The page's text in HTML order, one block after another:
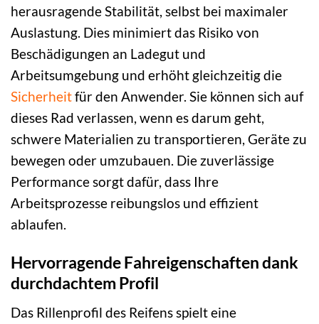
herausragende Stabilität, selbst bei maximaler
Auslastung. Dies minimiert das Risiko von
Beschädigungen an Ladegut und
Arbeitsumgebung und erhöht gleichzeitig die
Sicherheitfür den Anwender. Sie können sich auf
dieses Rad verlassen, wenn es darum geht,
schwere Materialien zu transportieren, Geräte zu
bewegen oder umzubauen. Die zuverlässige
Performance sorgt dafür, dass Ihre
Arbeitsprozesse reibungslos und effizient
ablaufen.
Hervorragende Fahreigenschaften dank
durchdachtem Profil
Das Rillenprofil des Reifens spielt eine